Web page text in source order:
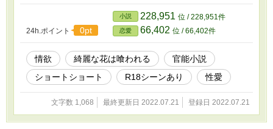
24h.ポイント 0pt
小説 228,951 位 / 228,951件
恋愛 66,402 位 / 66,402件
情欲 綺麗な花は喰われる
官能小説
ショートショート
R18シーンあり 性愛
文字数 1,068 最終更新日 2022.07.21 登録日 2022.07.21